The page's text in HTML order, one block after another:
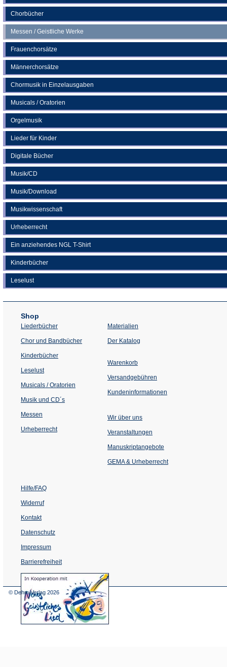
Chorbücher
Messen / Geistliche Werke
Frauenchorsätze
Männerchorsätze
Chormusik in Einzelausgaben
Musicals / Oratorien
Orgelmusik
Lieder für Kinder
Digitale Bücher
Musik/CD
Musik/Download
Musikwissenschaft
Urheberrecht
Ein anziehendes NGL T-Shirt
Kinderbücher
Leselust
Shop
Liederbücher
Chor und Bandbücher
Kinderbücher
Leselust
Musicals / Oratorien
Musik und CD´s
Messen
Urheberrecht
Materialien
Der Katalog
Warenkorb
Versandgebühren
Kundeninformationen
Wir über uns
Veranstaltungen
einem
Tab)
Manuskriptangebote
GEMA & Urheberrecht
Hilfe/FAQ
Widerruf
Kontakt
Datenschutz
Impressum
Barrierefreiheit
(Öffnet
in
© Dehm Verlag 2026